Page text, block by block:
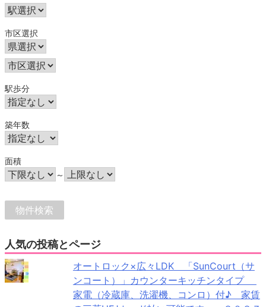
市区選択
駅歩分
築年数
面積
～
人気の投稿とページ
オートロック×広々LDK 「SunCourt（サ
ンコート）」カウンターキッチンタイプ
家電（冷蔵庫、洗濯機、コンロ）付♪ 家賃